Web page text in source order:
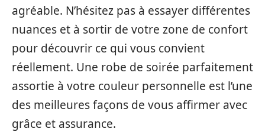
agréable. N’hésitez pas à essayer différentes
nuances et à sortir de votre zone de confort
pour découvrir ce qui vous convient
réellement. Une robe de soirée parfaitement
assortie à votre couleur personnelle est l’une
des meilleures façons de vous affirmer avec
grâce et assurance.